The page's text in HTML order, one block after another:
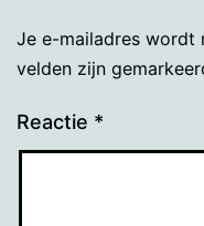
Je e-mailadres wordt
velden zijn
Reactie *